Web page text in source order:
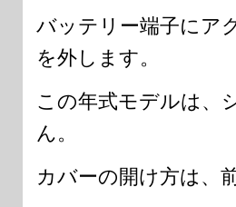
バッテリー端子にア
を外します。
この年式モデルは、
ん。
カバーの開け方は、